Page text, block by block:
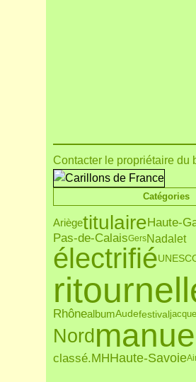
Contacter le propriétaire du
Catégories
AriègetitulaireHaute-
Pas-de-CalaisGersNadalet
électrifié
RhônealbumAudefestival
Nord
classé.MHHaute-Savoie